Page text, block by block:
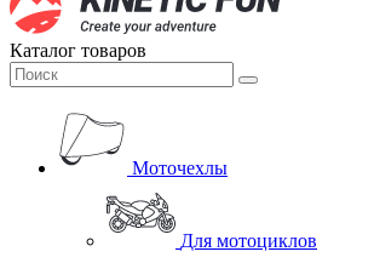
Каталог товаров
Моточехлы
Для мотоциклов